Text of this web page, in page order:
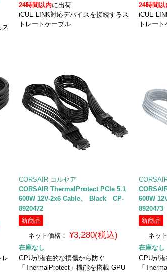
24時間以内に出荷
iCUE LINK対応デバイスを接続するス
トレートケーブル
24時間以
iCUE
トレー
レ
CORSAIR コルセア
CORSAIR ThermalProtect PCIe 5.1
600W 12V-2x6 Cable、 Black CP-
8920472
新商品
ネット価格： ¥3,280(税込)
在庫なし
GPUが潜在的な損傷から防ぐ
「ThermalProtect」機能を搭載 GPU
600W
8920473
新商品
ネッ
在庫なし
GPUが
「